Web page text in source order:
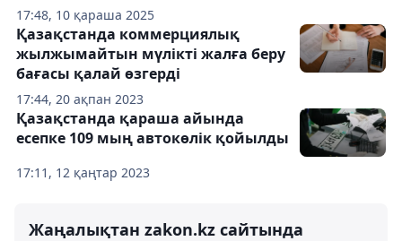
17:48, 10 қараша 2025
17:44, 20 ақпан 2023
Қазақстанда коммерциялық
жылжымайтын мүлікті жалға беру
бағасы қалай өзгерді
17:11, 12 қаңтар 2023
Қазақстанда қараша айында
есепке 109 мың автокөлік қойылды
Жаңалықтан zakon.kz сайтында